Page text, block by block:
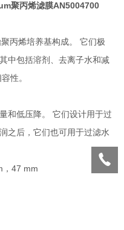
聚丙烯滤膜AN5004700
丙烯培养基构成。 它们极
中包括溶剂、去离子水和减
性。
和低压降。 它们设计用于过
之后，它们也可用于过滤水
，47 mm